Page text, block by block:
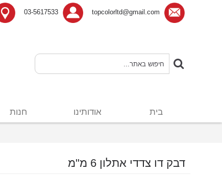
topcolorltd@gmail.com
03-5617533
בית אודותינו חנות
דבק דו צדדי אתלון 6 מ"מ